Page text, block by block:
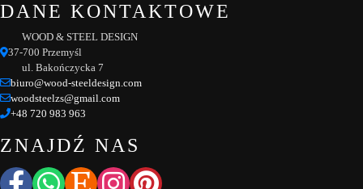
DANE KONTAKTOWE
WOOD & STEEL DESIGN
37-700 Przemyśl
ul. Bakończycka 7
biuro@wood-steeldesign.com
woodsteelzs@gmail.com
+48 720 983 963
ZNAJDŹ NAS